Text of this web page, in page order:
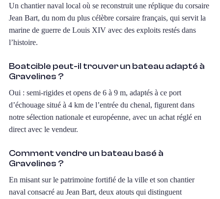
Un chantier naval local où se reconstruit une réplique du corsaire
Jean Bart, du nom du plus célèbre corsaire français, qui servit la
marine de guerre de Louis XIV avec des exploits restés dans
l’histoire.
Boatcible peut-il trouver un bateau adapté à
Gravelines ?
Oui : semi-rigides et opens de 6 à 9 m, adaptés à ce port
d’échouage situé à 4 km de l’entrée du chenal, figurent dans
notre sélection nationale et européenne, avec un achat réglé en
direct avec le vendeur.
Comment vendre un bateau basé à
Gravelines ?
En misant sur le patrimoine fortifié de la ville et son chantier
naval consacré au Jean Bart, deux atouts qui distinguent